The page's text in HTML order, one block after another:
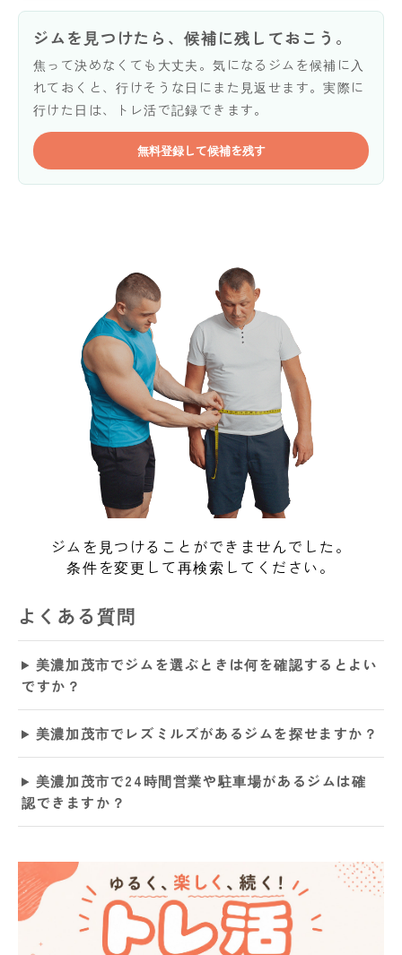
ジムを見つけたら、候補に残しておこう。
焦って決めなくても大丈夫。気になるジムを候補に入
れておくと、行けそうな日にまた見返せます。実際に
行けた日は、トレ活で記録できます。
無料登録して候補を残す
ジムを見つけることができませんでした。
条件を変更して再検索してください。
よくある質問
美濃加茂市でジムを選ぶときは何を確認するとよい
ですか？
美濃加茂市でレズミルズがあるジムを探せますか？
美濃加茂市で24時間営業や駐車場があるジムは確
認できますか？